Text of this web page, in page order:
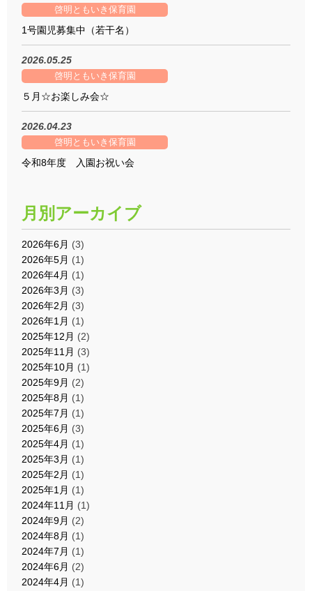
啓明ともいき保育園
1号園児募集中（若干名）
2026.05.25
啓明ともいき保育園
５月☆お楽しみ会☆
2026.04.23
啓明ともいき保育園
令和8年度 入園お祝い会
月別アーカイブ
2026年6月 (3)
2026年5月 (1)
2026年4月 (1)
2026年3月 (3)
2026年2月 (3)
2026年1月 (1)
2025年12月 (2)
2025年11月 (3)
2025年10月 (1)
2025年9月 (2)
2025年8月 (1)
2025年7月 (1)
2025年6月 (3)
2025年4月 (1)
2025年3月 (1)
2025年2月 (1)
2025年1月 (1)
2024年11月 (1)
2024年9月 (2)
2024年8月 (1)
2024年7月 (1)
2024年6月 (2)
2024年4月 (1)